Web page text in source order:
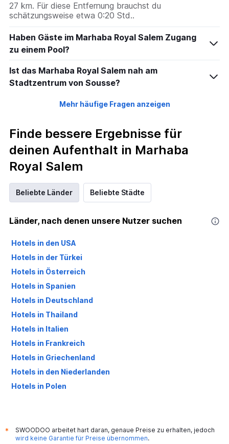
27 km. Für diese Entfernung brauchst du
schätzungsweise etwa 0:20 Std..
Haben Gäste im Marhaba Royal Salem Zugang
zu einem Pool?
Ist das Marhaba Royal Salem nah am
Stadtzentrum von Sousse?
Mehr häufige Fragen anzeigen
Finde bessere Ergebnisse für
deinen Aufenthalt in Marhaba
Royal Salem
Beliebte Länder Beliebte Städte
Länder, nach denen unsere Nutzer suchen
Hotels in den USA
Hotels in der Türkei
Hotels in Österreich
Hotels in Spanien
Hotels in Deutschland
Hotels in Thailand
Hotels in Italien
Hotels in Frankreich
Hotels in Griechenland
Hotels in den Niederlanden
Hotels in Polen
*
SWOODOO arbeitet hart daran, genaue Preise zu erhalten, jedoch
wird keine Garantie für Preise übernommen.